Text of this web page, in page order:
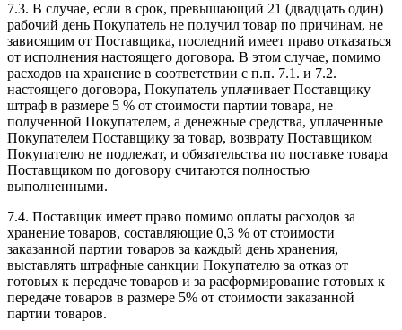
7.3. В случае, если в срок, превышающий 21 (двадцать один)
рабочий день Покупатель не получил товар по причинам, не
зависящим от Поставщика, последний имеет право отказаться
от исполнения настоящего договора. В этом случае, помимо
расходов на хранение в соответствии с п.п. 7.1. и 7.2.
настоящего договора, Покупатель уплачивает Поставщику
штраф в размере 5 % от стоимости партии товара, не
полученной Покупателем, а денежные средства, уплаченные
Покупателем Поставщику за товар, возврату Поставщиком
Покупателю не подлежат, и обязательства по поставке товара
Поставщиком по договору считаются полностью
выполненными.
7.4. Поставщик имеет право помимо оплаты расходов за
хранение товаров, составляющие 0,3 % от стоимости
заказанной партии товаров за каждый день хранения,
выставлять штрафные санкции Покупателю за отказ от
готовых к передаче товаров и за расформирование готовых к
передаче товаров в размере 5% от стоимости заказанной
партии товаров.